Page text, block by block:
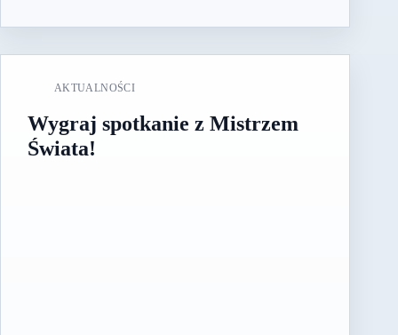
AKTUALNOŚCI
Wygraj spotkanie z Mistrzem
Świata!